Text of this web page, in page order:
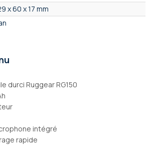
x 60 x 17 mm
durci Ruggear RG150
intégré
rapide